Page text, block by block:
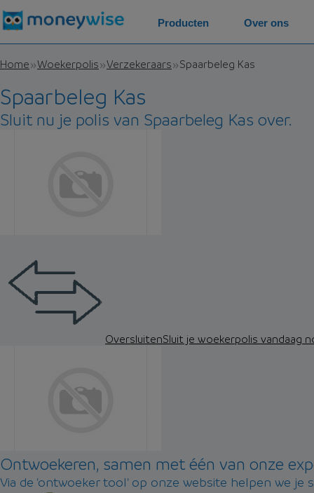
Home Woekerpolis Verzekeraars Spaarbeleg Kas
Spaarbeleg Kas
Sluit nu je polis van Spaarbeleg Kas over.
OversluitenSluit je woekerpolis vandaag
Ontwoekeren, samen met één van onze
Via de 'ontwoeker tool' op onze website helpen we je
Producten Over ons